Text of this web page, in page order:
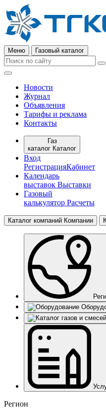
Меню Газовый каталог
Новости
Журнал
Объявления
Тарифы и реклама
Контакты
Газ
каталог Каталог
Вход
РегистрацияКабинет
Календарь
выставок Выставки
Газовый
калькулятор Расчеты
Каталог компаний Компании
Регион